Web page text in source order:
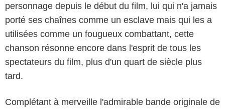
personnage depuis le début du film, lui qui n'a jamais
porté ses chaînes comme un esclave mais qui les a
utilisées comme un fougueux combattant, cette
chanson résonne encore dans l'esprit de tous les
spectateurs du film, plus d'un quart de siècle plus
tard.
Complétant à merveille l'admirable bande originale de